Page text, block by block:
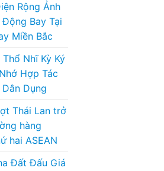
Rộng Ảnh
Bay Tại
Miền Bắc
Nhĩ Kỳ Ký
Hợp Tác
Dụng
Thái Lan trở
hàng
hai ASEAN
Đất Đấu Giá